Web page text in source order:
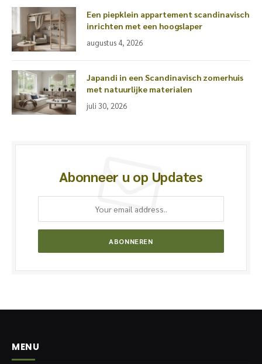
Een piepklein appartement scandinavisch
inrichten met een hoogslaper
augustus 4, 2026
Japandi in een Scandinavisch zomerhuis
met natuurlijke materialen
juli 30, 2026
Abonneer u op Updates
MENU